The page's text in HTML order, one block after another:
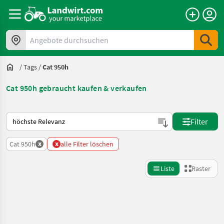
Angebote durchsuchen
/Tags /Cat 950h
Cat 950h gebraucht kaufen & verkaufen
So wird auf Landwirt.com sortiert
Filter
Cat 950h x x alle Filter löschen
Liste Raster